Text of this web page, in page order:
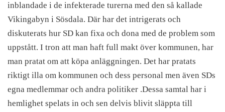
inblandade i de infekterade turerna med den så kallade
Vikingabyn i Sösdala. Där har det intrigerats och
diskuterats hur SD kan fixa och dona med de problem som
uppstått. I tron att man haft full makt över kommunen, har
man pratat om att köpa anläggningen. Det har pratats
riktigt illa om kommunen och dess personal men även SDs
egna medlemmar och andra politiker .Dessa samtal har i
hemlighet spelats in och sen delvis blivit släppta till